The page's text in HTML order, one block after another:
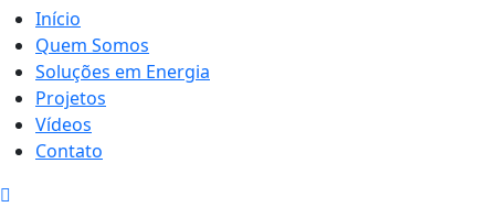
Início
Quem Somos
Soluções em Energia
Projetos
Vídeos
Contato